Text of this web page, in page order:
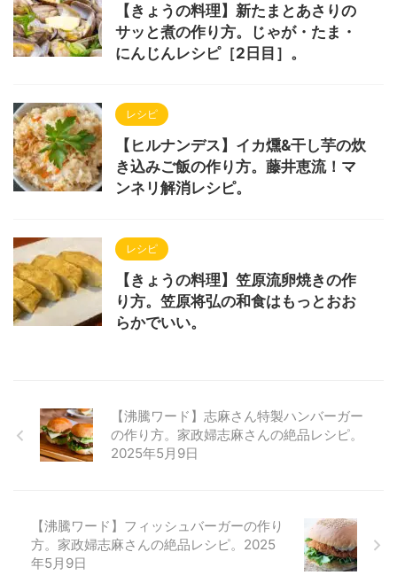
【きょうの料理】新たまとあさりの
サッと煮の作り方。じゃが・たま・
にんじんレシピ［2日目］。
レシピ
【ヒルナンデス】イカ燻&干し芋の炊
き込みご飯の作り方。藤井恵流！マ
ンネリ解消レシピ。
レシピ
【きょうの料理】笠原流卵焼きの作
り方。笠原将弘の和食はもっとおお
らかでいい。
【沸騰ワード】志麻さん特製ハンバーガー
の作り方。家政婦志麻さんの絶品レシピ。
2025年5月9日
【沸騰ワード】フィッシュバーガーの作り
方。家政婦志麻さんの絶品レシピ。2025
年5月9日